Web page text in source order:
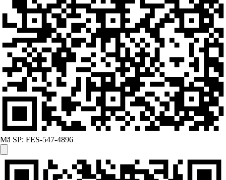
Mã SP: FES-547-4896